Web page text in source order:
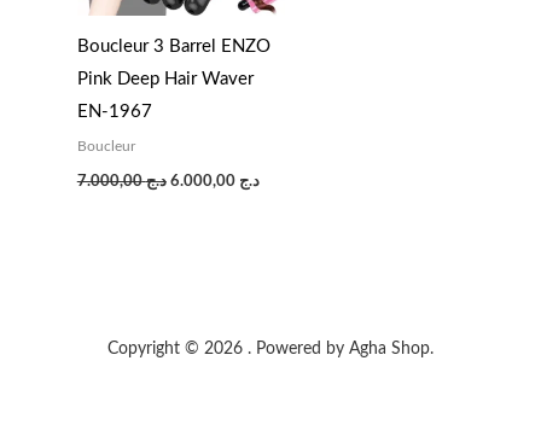
Boucleur 3 Barrel ENZO
Pink Deep Hair Waver
EN-1967
Boucleur
د.ج7.000,00 د.ج 6.000,00
Copyright © 2026 . Powered by Agha Shop.